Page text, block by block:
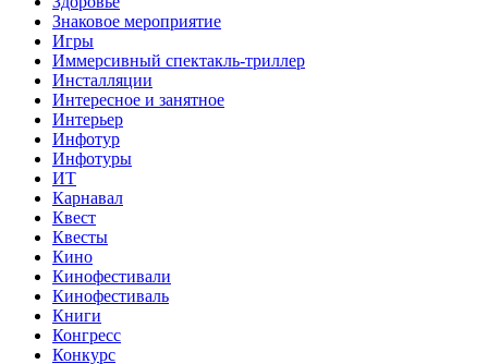
Знаковое мероприятие
Игры
Иммерсивный спектакль-триллер
Инсталляции
Интересное и занятное
Интерьер
Инфотур
Инфотуры
ИТ
Карнавал
Квест
Квесты
Кино
Кинофестивали
Кинофестиваль
Книги
Конгресс
Конкурс